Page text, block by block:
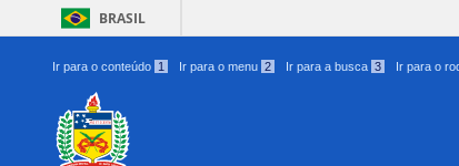
BRASIL
Ir para o conteúdo 1 Ir para o menu 2 Ir para a busca 3 Ir para o